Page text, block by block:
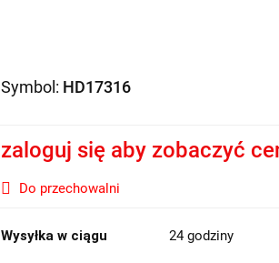
Symbol: HD17316
zaloguj się aby zobaczyć
Do przechowalni
Wysyłka w ciągu 24 godziny